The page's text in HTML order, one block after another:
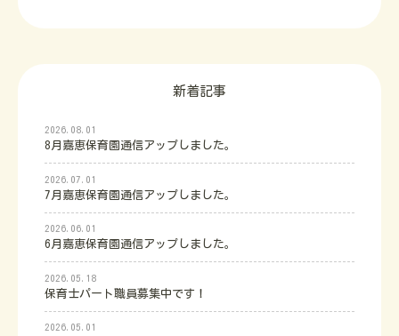
新着記事
2026.08.01
8月嘉恵保育園通信アップしました。
2026.07.01
7月嘉恵保育園通信アップしました。
2026.06.01
6月嘉恵保育園通信アップしました。
2026.05.18
保育士パート職員募集中です！
2026.05.01